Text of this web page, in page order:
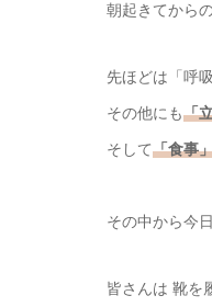
朝起きてから
先ほどは「呼
その他にも「
そして「食事
その中から今
皆さんは 靴を